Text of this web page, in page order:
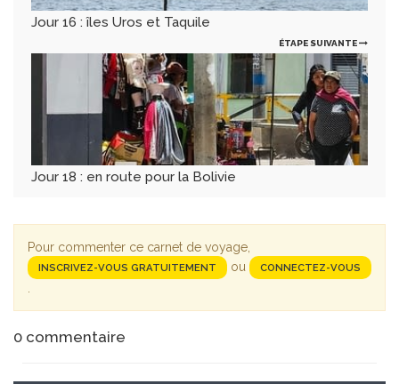
Jour 16 : îles Uros et Taquile
ÉTAPE SUIVANTE
Jour 18 : en route pour la Bolivie
Pour commenter ce carnet de voyage,
INSCRIVEZ-VOUS GRATUITEMENT ou CONNECTEZ-VOUS
0 commentaire